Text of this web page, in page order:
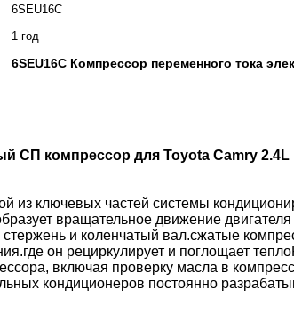
6SEU16C
1 год
6SEU16C Компрессор переменного тока
СП компрессор для Toyota Camry 2.4L
из ключевых частей системы
вращательное движение
и коленчатый вал.сжатые
он рециркулирует и поглощает
включая проверку масла в
кондиционеров постоянно